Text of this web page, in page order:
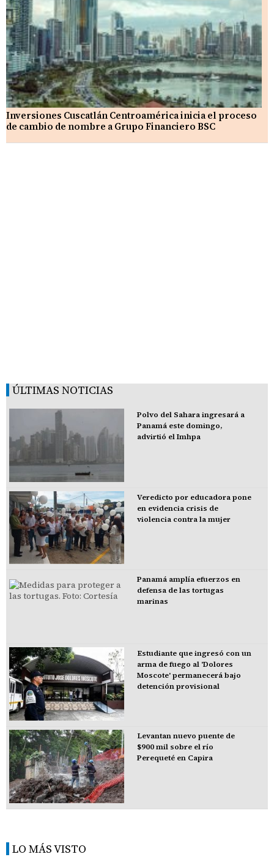
Inversiones Cuscatlán Centroamérica inicia el proceso
de cambio de nombre a Grupo Financiero BSC
ÚLTIMAS NOTICIAS
Polvo del Sahara ingresará a
Panamá este domingo,
advirtió el Imhpa
Veredicto por educadora pone
en evidencia crisis de
violencia contra la mujer
Panamá amplía efuerzos en
defensa de las tortugas
marinas
Estudiante que ingresó con un
arma de fuego al 'Dolores
Moscote' permanecerá bajo
detención provisional
Levantan nuevo puente de
$900 mil sobre el río
Perequeté en Capira
LO MÁS VISTO